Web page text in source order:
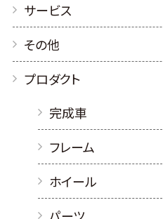
サービス
その他
プロダクト
完成車
フレーム
ホイール